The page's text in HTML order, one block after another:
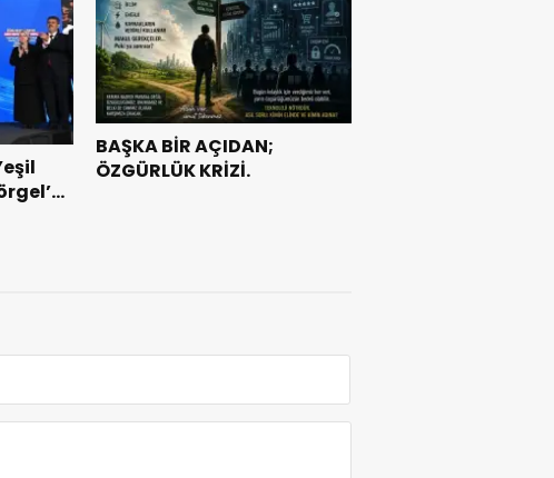
BAŞKA BİR AÇIDAN;
ÖZGÜRLÜK KRİZİ.